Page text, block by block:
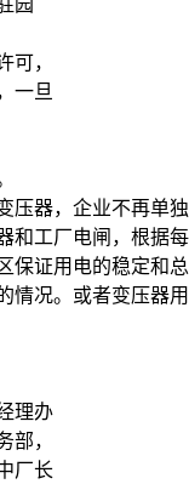
园
可，
一旦
压器，企业不再单独
和工厂电闸，根据每
保证用电的稳定和总
情况。或者变压器用
理办
部，
厂长